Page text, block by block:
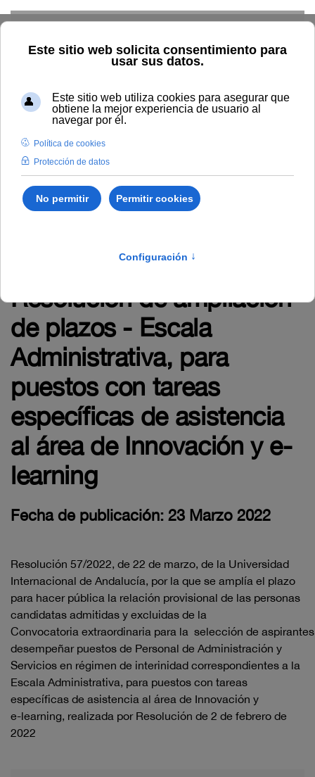
TIC G. Económica RRHH Audiovisuales Comunicación
Control Interno
Resolución de ampliación
de plazos - Escala
Administrativa, para
puestos con tareas
específicas de asistencia
al área de Innovación y e-
learning
Fecha de publicación: 23 Marzo 2022
Resolución 57/2022, de 22 de marzo, de la Universidad
Internacional de Andalucía, por la que se amplía el plazo
para hacer pública la relación provisional de las personas
candidatas admitidas y excluidas de la
Convocatoria extraordinaria para la selección de aspirantes
desempeñar puestos de Personal de Administración y
Servicios en régimen de interinidad correspondientes a la
Escala Administrativa, para puestos con tareas
específicas de asistencia al área de Innovación y
e-learning, realizada por Resolución de 2 de febrero de
2022